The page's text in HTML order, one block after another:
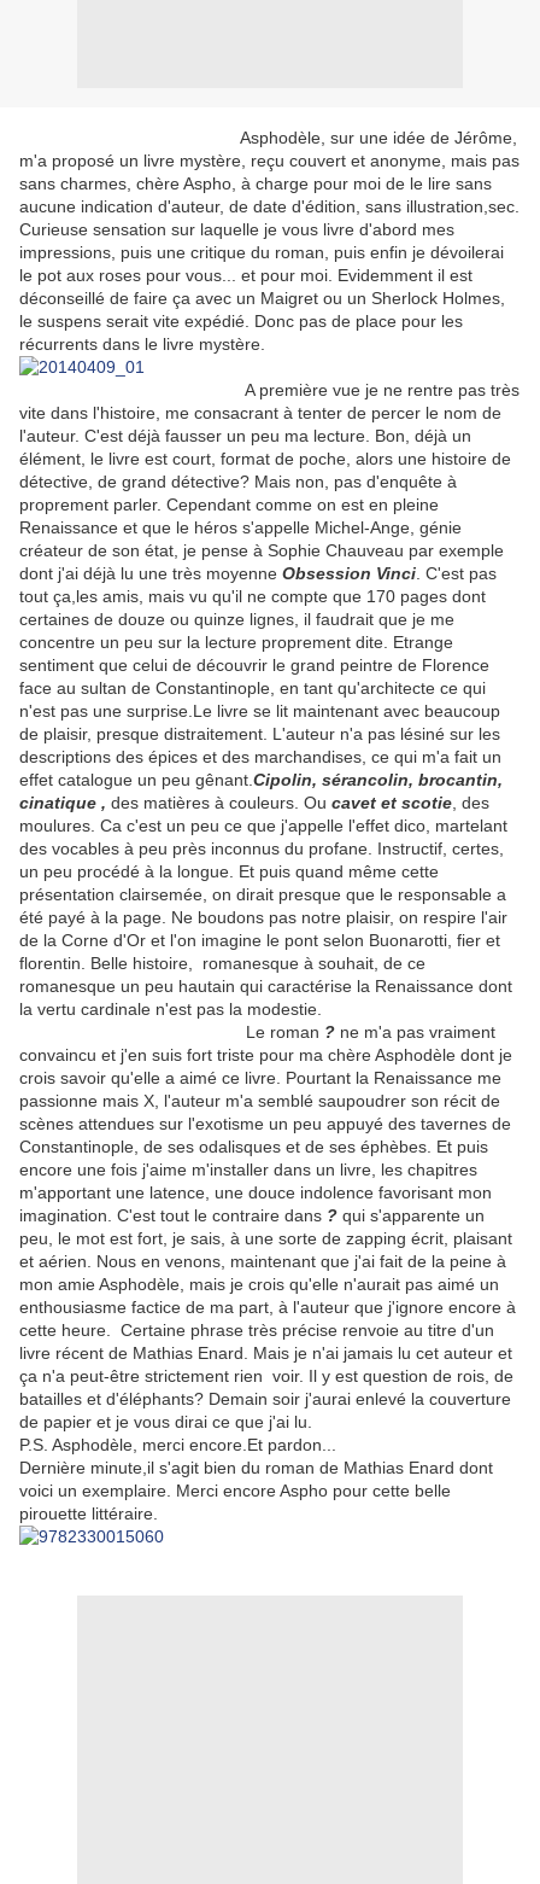
Asphodèle, sur une idée de Jérôme,
m'a proposé un livre mystère, reçu couvert et anonyme, mais pas
sans charmes, chère Aspho, à charge pour moi de le lire sans
aucune indication d'auteur, de date d'édition, sans illustration,sec.
Curieuse sensation sur laquelle je vous livre d'abord mes
impressions, puis une critique du roman, puis enfin je dévoilerai
le pot aux roses pour vous... et pour moi. Evidemment il est
déconseillé de faire ça avec un Maigret ou un Sherlock Holmes,
le suspens serait vite expédié. Donc pas de place pour les
récurrents dans le livre mystère.
A première vue je ne rentre pas très
vite dans l'histoire, me consacrant à tenter de percer le nom de
l'auteur. C'est déjà fausser un peu ma lecture. Bon, déjà un
élément, le livre est court, format de poche, alors une histoire de
détective, de grand détective? Mais non, pas d'enquête à
proprement parler. Cependant comme on est en pleine
Renaissance et que le héros s'appelle Michel-Ange, génie
créateur de son état, je pense à Sophie Chauveau par exemple
dont j'ai déjà lu une très moyenne Obsession Vinci . C'est pas
tout ça,les amis, mais vu qu'il ne compte que 170 pages dont
certaines de douze ou quinze lignes, il faudrait que je me
concentre un peu sur la lecture proprement dite. Etrange
sentiment que celui de découvrir le grand peintre de Florence
face au sultan de Constantinople, en tant qu'architecte ce qui
n'est pas une surprise.Le livre se lit maintenant avec beaucoup
de plaisir, presque distraitement. L'auteur n'a pas lésiné sur les
descriptions des épices et des marchandises, ce qui m'a fait un
effet catalogue un peu gênant. Cipolin, sérancolin, brocantin,
cinatique , des matières à couleurs. Ou cavet et scotie , des
moulures. Ca c'est un peu ce que j'appelle l'effet dico, martelant
des vocables à peu près inconnus du profane. Instructif, certes,
un peu procédé à la longue. Et puis quand même cette
présentation clairsemée, on dirait presque que le responsable a
été payé à la page. Ne boudons pas notre plaisir, on respire l'air
de la Corne d'Or et l'on imagine le pont selon Buonarotti, fier et
florentin. Belle histoire, romanesque à souhait, de ce
romanesque un peu hautain qui caractérise la Renaissance dont
la vertu cardinale n'est pas la modestie.
Le roman ? ne m'a pas vraiment
convaincu et j'en suis fort triste pour ma chère Asphodèle dont je
crois savoir qu'elle a aimé ce livre. Pourtant la Renaissance me
passionne mais X, l'auteur m'a semblé saupoudrer son récit de
scènes attendues sur l'exotisme un peu appuyé des tavernes de
Constantinople, de ses odalisques et de ses éphèbes. Et puis
encore une fois j'aime m'installer dans un livre, les chapitres
m'apportant une latence, une douce indolence favorisant mon
imagination. C'est tout le contraire dans ? qui s'apparente un
peu, le mot est fort, je sais, à une sorte de zapping écrit, plaisant
et aérien. Nous en venons, maintenant que j'ai fait de la peine à
mon amie Asphodèle, mais je crois qu'elle n'aurait pas aimé un
enthousiasme factice de ma part, à l'auteur que j'ignore encore à
cette heure. Certaine phrase très précise renvoie au titre d'un
livre récent de Mathias Enard. Mais je n'ai jamais lu cet auteur et
ça n'a peut-être strictement rien voir. Il y est question de rois, de
batailles et d'éléphants? Demain soir j'aurai enlevé la couverture
de papier et je vous dirai ce que j'ai lu.
P.S. Asphodèle, merci encore.Et pardon...
Dernière minute,il s'agit bien du roman de Mathias Enard dont
voici un exemplaire. Merci encore Aspho pour cette belle
pirouette littéraire.